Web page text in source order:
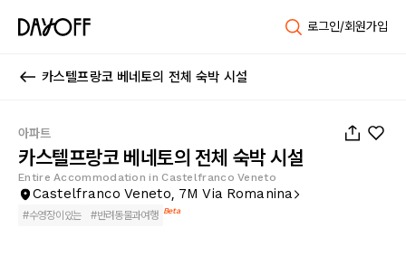
로그인/회원가입
카스텔프랑코 베네토의 전체 숙박 시설
아파트
카스텔프랑코 베네토의 전체 숙박 시설
Entire Accommodation in Castelfranco Veneto
Castelfranco Veneto, 7M Via Romanina
#수영장이있는 #반려동물과여행 Beta